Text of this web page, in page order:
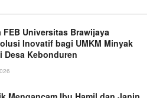
FEB Universitas Brawijaya
Inovatif bagi UMKM Minyak
Desa Kebonduren